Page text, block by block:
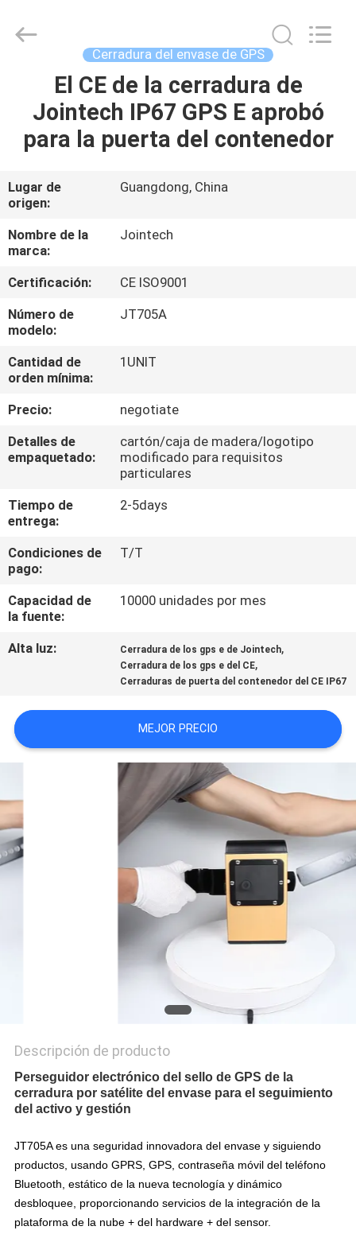
HOGAR
PRODUCTOS
VR
SHOW
SOBRE
NOSOTROS
VIAJE
DE
FÁBRICA
CONTROL
DE
CALIDAD
ÉNTRENOS
EN
CON
PIDA
UNA
CITA
MAPA
DEL
SITIO
Technology
Cerradura del envase de GPS
El CE de la cerradura de
Jointech IP67 GPS E aprobó
para la puerta del contenedor
Lugar de
origen:
Guangdong, China
Nombre de la
marca:
Jointech
Certificación:
CE ISO9001
Número de
modelo:
JT705A
Cantidad de
orden mínima:
1UNIT
Precio:
negotiate
Detalles de
empaquetado:
cartón/caja de madera/logotipo
modificado para requisitos
particulares
Tiempo de
entrega:
2-5days
Condiciones de
pago:
T/T
Capacidad de
la fuente:
10000 unidades por mes
Alta luz: Cerradura de los gps e de Jointech,
Cerradura de los gps e del CE,
Cerraduras de puerta del contenedor del CE IP67
MEJOR PRECIO
Descripción de producto
Perseguidor electrónico del sello de GPS de la
cerradura por satélite del envase para el seguimiento
del activo y gestión
JT705A es una seguridad innovadora del envase y siguiendo
productos, usando GPRS, GPS, contraseña móvil del teléfono
Bluetooth, estático de la nueva tecnología y dinámico
desbloquee, proporcionando servicios de la integración de la
plataforma de la nube + del hardware + del sensor.